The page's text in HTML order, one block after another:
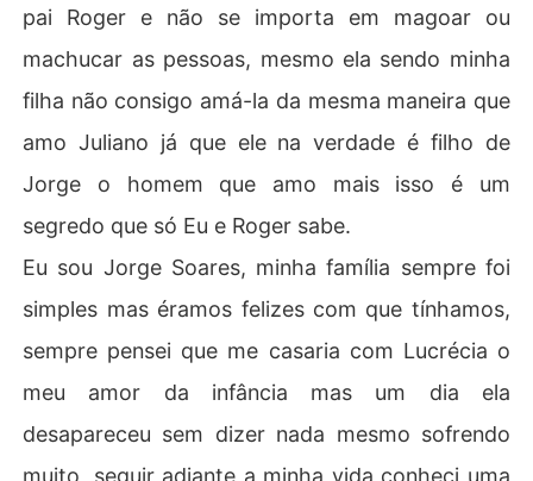
pai Roger e não se importa em magoar ou
machucar as pessoas, mesmo ela sendo minha
filha não consigo amá-la da mesma maneira que
amo Juliano já que ele na verdade é filho de
Jorge o homem que amo mais isso é um
segredo que só Eu e Roger sabe.
Eu sou Jorge Soares, minha família sempre foi
simples mas éramos felizes com que tínhamos,
sempre pensei que me casaria com Lucrécia o
meu amor da infância mas um dia ela
desapareceu sem dizer nada mesmo sofrendo
muito, seguir adiante a minha vida conheci uma